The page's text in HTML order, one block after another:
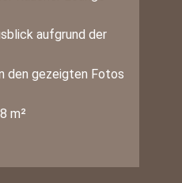
aufgrund der
den gezeigten Fotos
m²